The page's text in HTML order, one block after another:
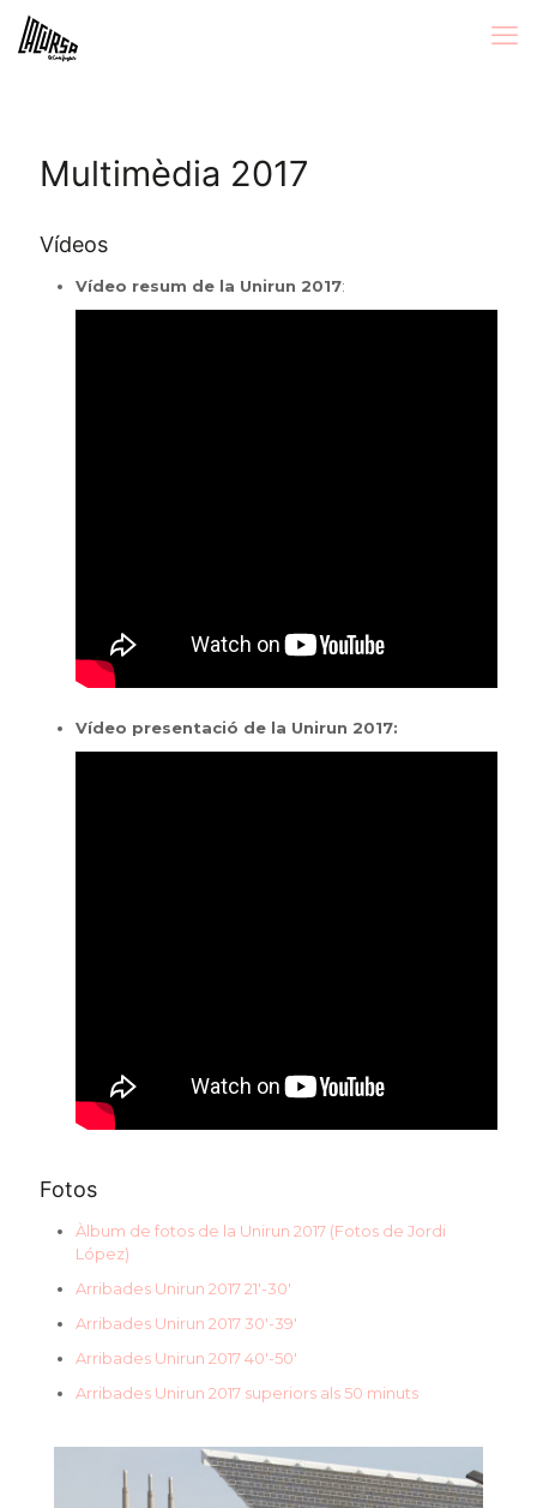
Multimèdia 2017
Vídeos
Vídeo resum de la Unirun 2017:
Vídeo presentació de la Unirun 2017:
Fotos
Àlbum de fotos de la Unirun 2017 (Fotos de Jordi
López)
Arribades Unirun 2017 21′-30′
Arribades Unirun 2017 30′-39′
Arribades Unirun 2017 40′-50′
Arribades Unirun 2017 superiors als 50 minuts